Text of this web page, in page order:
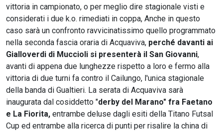
vittoria in campionato, o per meglio dire stagionale visti e
considerati i due k.o. rimediati in coppa, Anche in questo
caso sarà un confronto ravvicinatissimo quello programmato
nella seconda fascia oraria di Acquaviva, perché davanti ai
Gialloverdi di Muccioli si presenterà il San Giovanni,
avanti di appena due lunghezze rispetto a loro e fermo alla
vittoria di due turni fa contro il Cailungo, l'unica stagionale
della banda di Gualtieri. La serata di Acquaviva sarà
inaugurata dal cosiddetto "derby del Marano" fra Faetano
e La Fiorita, entrambe deluse dagli esiti della Titano Futsal
Cup ed entrambe alla ricerca di punti per risalire la china di